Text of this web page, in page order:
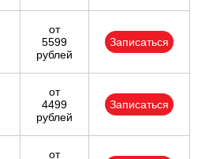
от
5599
рублей
Записаться
от
4499
рублей
Записаться
от